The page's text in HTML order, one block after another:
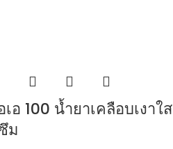
อ 100 น้ำยาเคลือบเงาใส
ม